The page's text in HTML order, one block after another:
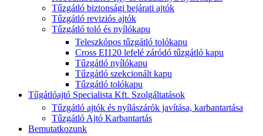
Tűzgátló biztonsági bejárati ajtók
Tűzgátló reviziós ajtók
Tűzgátló toló és nyílókapu
Teleszkópos tűzgátló tolókapu
Cross EI120 lefelé záródó tűzgátló kapu
Tűzgátló nyílókapu
Tűzgátló szekcionált kapu
Tűzgátló tolókapu
Tűgátlóajtó Specialista Kft. Szolgáltatások
Tűzgátló ajtók és nyílászárók javítása, karbantartása
Tűzgátló Ajtó Karbantartás
Bemutatkozunk